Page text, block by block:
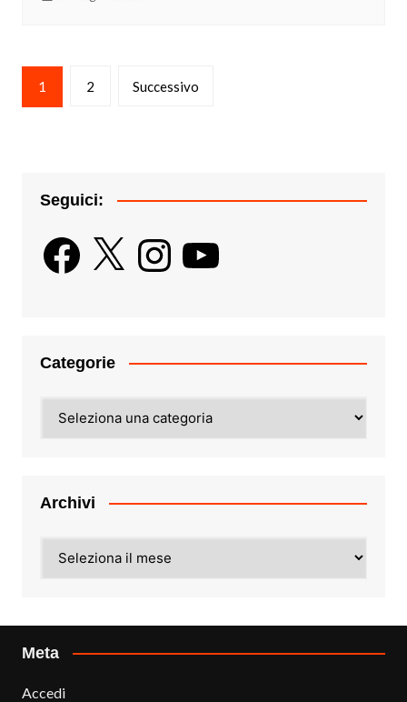
Paginazione
degli
1 2 Successivo
Seguici:
Facebook
X InstagramYouTube
Categorie
Archivi
Meta
Accedi